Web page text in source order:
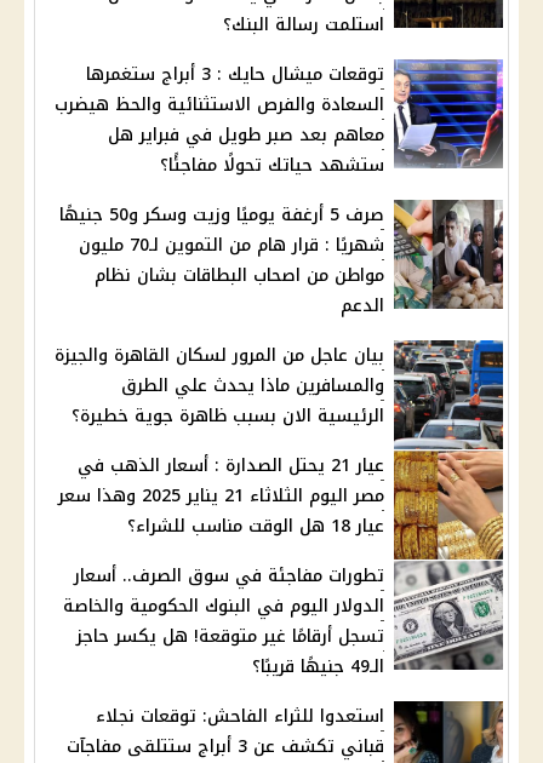
استلمت رسالة البنك؟
توقعات ميشال حايك : 3 أبراج ستغمرها
السعادة والفرص الاستثنائية والحظ هيضرب
معاهم بعد صبر طويل في فبراير هل
ستشهد حياتك تحولًا مفاجئًا؟
صرف 5 أرغفة يوميًا وزيت وسكر و50 جنيهًا
شهريًا : قرار هام من التموين لـ70 مليون
مواطن من اصحاب البطاقات بشان نظام
الدعم
بيان عاجل من المرور لسكان القاهرة والجيزة
والمسافرين ماذا يحدث علي الطرق
الرئيسية الان بسبب ظاهرة جوية خطيرة؟
عيار 21 يحتل الصدارة : أسعار الذهب في
مصر اليوم الثلاثاء 21 يناير 2025 وهذا سعر
عيار 18 هل الوقت مناسب للشراء؟
تطورات مفاجئة في سوق الصرف.. أسعار
الدولار اليوم في البنوك الحكومية والخاصة
تسجل أرقامًا غير متوقعة! هل يكسر حاجز
الـ49 جنيهًا قريبًا؟
استعدوا للثراء الفاحش: توقعات نجلاء
قباني تكشف عن 3 أبراج ستتلقى مفاجآت